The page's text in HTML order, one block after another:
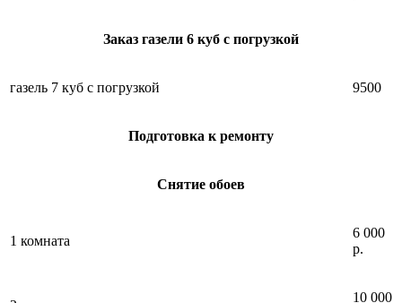
Заказ газели 6 куб с погрузкой
газель 7 куб с погрузкой 9500
Подготовка к ремонту
Снятие обоев
1 комната
6 000
р.
10 000